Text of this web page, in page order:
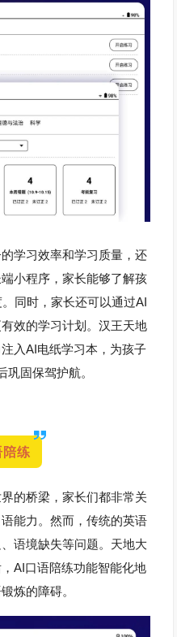
的学习效率和学习质量，还
小程序，家长能够了解孩
同时，家长还可以通过AI
效的学习计划。汉王天地
入AI电纸学习本，为孩子
巩固保驾护航。
练
的桥梁，家长们都非常关
能力。然而，传统的英语
语境缺失等问题。天地大
AI口语陪练功能智能化地
炼的障碍。